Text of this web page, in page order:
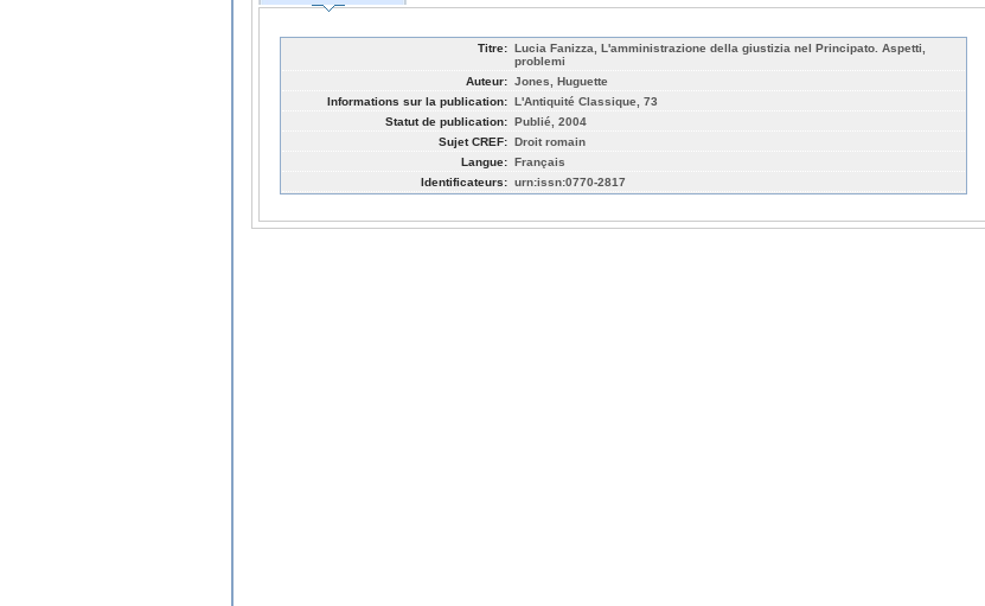
Titre: Lucia Fanizza, L'amministrazione della giustizia nel Principato. Aspetti,
problemi
Auteur: Jones, Huguette
Informations sur la publication: L'Antiquité Classique, 73
Statut de publication: Publié, 2004
Sujet CREF: Droit romain
Langue: Français
Identificateurs: urn:issn:0770-2817